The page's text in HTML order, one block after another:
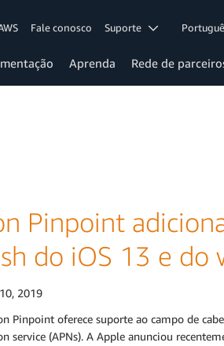
Fale conosco Suporte
Aprenda Rede de
Pinpoint
do iOS 13 e do
2019
Pinpoint oferece suporte ao campo de
service (APNs). A Apple anunciou